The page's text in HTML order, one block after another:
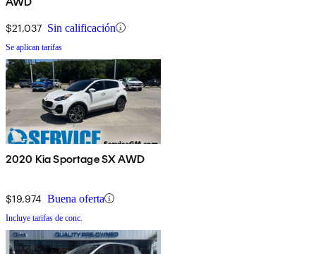
$21,037 Sin calificación
Se aplican tarifas
2020 Kia Sportage SX AWD
$19,974 Buena oferta
Incluye tarifas de conc.